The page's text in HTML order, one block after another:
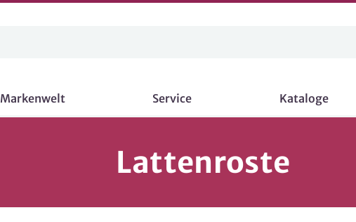
Markenwelt Service Kataloge
Lattenroste